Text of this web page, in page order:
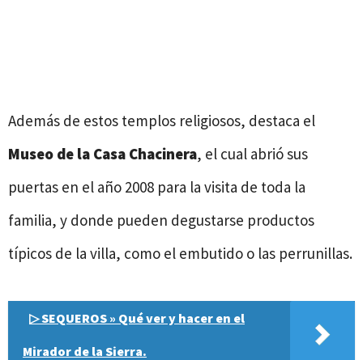
Además de estos templos religiosos, destaca el
Museo de la Casa Chacinera, el cual abrió sus
puertas en el año 2008 para la visita de toda la
familia, y donde pueden degustarse productos
típicos de la villa, como el embutido o las perrunillas.
▷ SEQUEROS » Qué ver y hacer en el
Mirador de la Sierra.